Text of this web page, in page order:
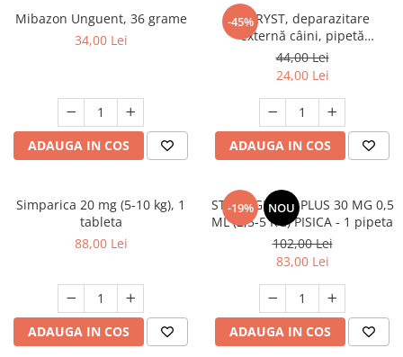
AFECTIUNI OCULARE
AFECTIUNI URINARE
AFECTIUNI HEPATICE
AFECTIUNI OCULARE
LAPTE PRAF
Mibazon Unguent, 36 grame
34,00 Lei
ADAUGA IN COS
-45%
FYPRYST, deparazitare
externă câini, pipetă
repelentă, L(20 - 40kg), 1 buc
44,00 Lei
24,00 Lei
ADAUGA IN COS
Simparica 20 mg (5-10 kg), 1
tableta
88,00 Lei
ADAUGA IN COS
-19% NOU
STRONGHOLD PLUS 30 MG 0,5
ML (2,5-5 KG) PISICA - 1 pipeta
102,00 Lei
83,00 Lei
ADAUGA IN COS